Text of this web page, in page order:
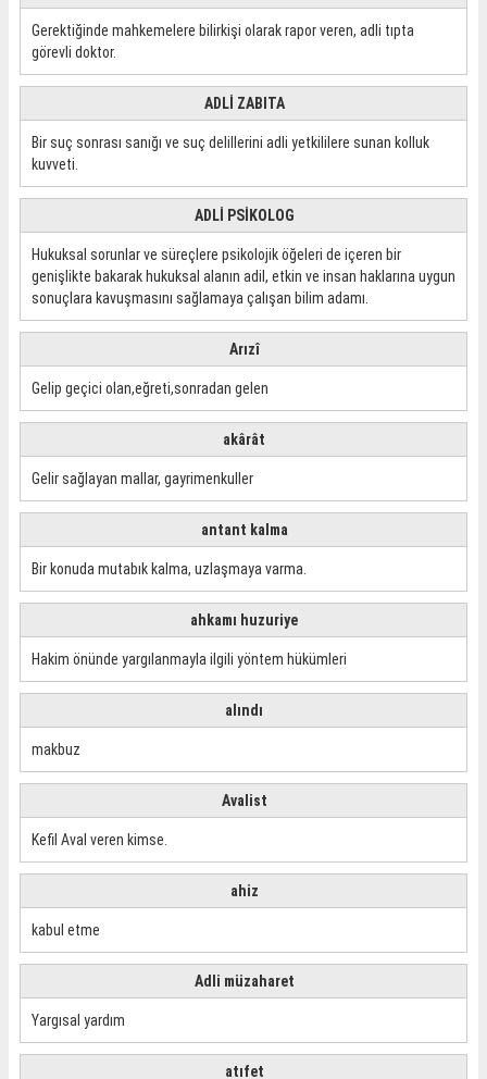
Gerektiğinde mahkemelere bilirkişi olarak rapor veren, adli tıpta
görevli doktor.
ADLİ ZABITA
Bir suç sonrası sanığı ve suç delillerini adli yetkililere sunan kolluk
kuvveti.
ADLİ PSİKOLOG
Hukuksal sorunlar ve süreçlere psikolojik öğeleri de içeren bir
genişlikte bakarak hukuksal alanın adil, etkin ve insan haklarına uygun
sonuçlara kavuşmasını sağlamaya çalışan bilim adamı.
Arızî
Gelip geçici olan,eğreti,sonradan gelen
akârât
Gelir sağlayan mallar, gayrimenkuller
antant kalma
Bir konuda mutabık kalma, uzlaşmaya varma.
ahkamı huzuriye
Hakim önünde yargılanmayla ilgili yöntem hükümleri
alındı
makbuz
Avalist
Kefil Aval veren kimse.
ahiz
kabul etme
Adli müzaharet
Yargısal yardım
atıfet